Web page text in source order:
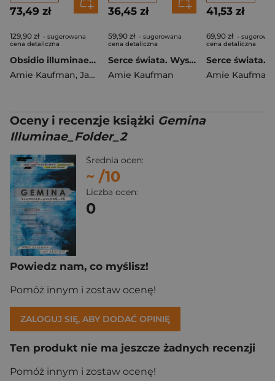
73,49 zł
129,90 zł - sugerowana
cena detaliczna
Obsidio illuminae_folder_03
Amie Kaufman, Jay Kristoff
36,45 zł
59,90 zł - sugerowana
cena detaliczna
Serce świata. Wyspy Bogów. Tom 2
Amie Kaufman
41,53 zł
69,90 zł -
cena detaliczna
Amie Kaufman
Oceny i recenzje książki Gemina
Illuminae_Folder_2
Średnia ocen:
~ /10
Liczba ocen:
0
Powiedz nam, co myślisz!
Pomóż innym i zostaw ocenę!
ZALOGUJ SIĘ, ABY DODAĆ OPINIĘ
Ten produkt nie ma jeszcze żadnych recenzji
Pomóż innym i zostaw ocenę!